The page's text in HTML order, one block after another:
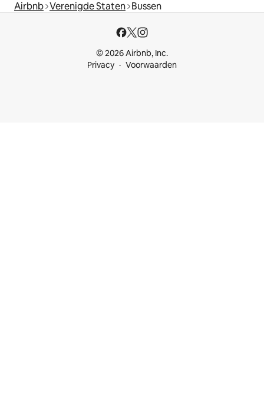
Airbnb Verenigde Staten Bussen
© 2026 Airbnb, Inc.
Privacy
Voorwaarden